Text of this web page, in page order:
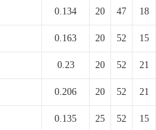
0.134 20 47 18
0.163 20 52 15
0.23 20 52 21
0.206 20 52 21
0.135 25 52 15